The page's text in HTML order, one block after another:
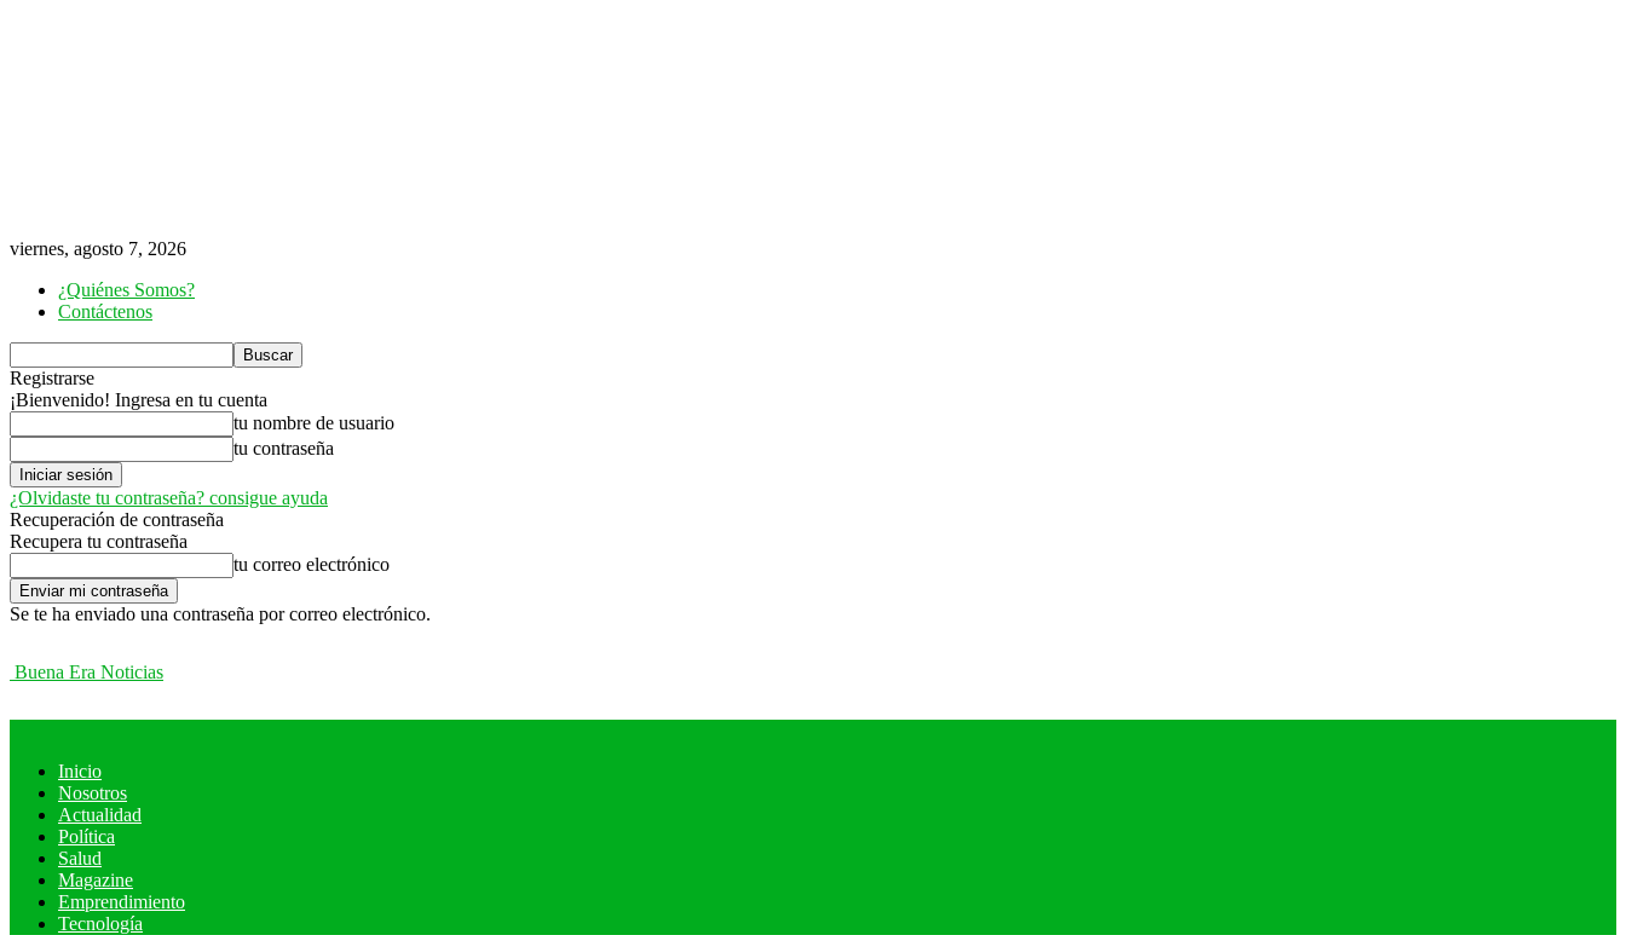
viernes, agosto 7, 2026
¿Quiénes Somos?
Contáctenos
Registrarse
¡Bienvenido! Ingresa en tu cuenta
tu nombre de usuario
tu contraseña
¿Olvidaste tu contraseña? consigue ayuda
Recuperación de contraseña
Recupera tu contraseña
tu correo electrónico
Se te ha enviado una contraseña por correo electrónico.
Buena Era Noticias
Inicio
Nosotros
Actualidad
Política
Salud
Magazine
Emprendimiento
Tecnología